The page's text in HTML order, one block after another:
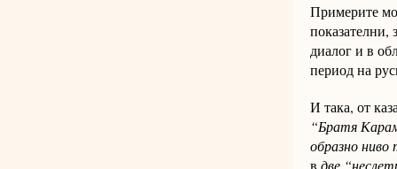
При­ме­рите
показателни,
диалог и в
период на
И така, от
“Братя
об­раз­но ниво
в две